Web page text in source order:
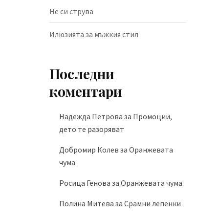
Не си струва
Илюзията за мъжкия стил
Последни
коментари
Надежда Петрова за Промоции,
дето те разоряват
Добромир Колев за Оранжевата
чума
Росица Генова за Оранжевата чума
Полина Митева за Срамни лепенки